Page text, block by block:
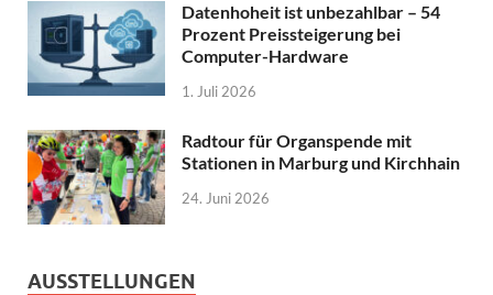
Datenhoheit ist unbezahlbar – 54
Prozent Preissteigerung bei
Computer-Hardware
1. Juli 2026
Radtour für Organspende mit
Stationen in Marburg und Kirchhain
24. Juni 2026
AUSSTELLUNGEN